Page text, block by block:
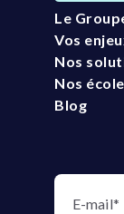
Le
Vos
Nos
Nos
Blog
E-mail*